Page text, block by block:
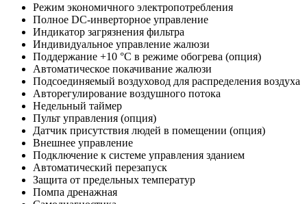
Режим экономичного электропотребления
Полное DC-инверторное управление
Индикатор загрязнения фильтра
Индивидуальное управление жалюзи
Поддержание +10 °С в режиме обогрева (опция)
Автоматическое покачивание жалюзи
Подсоединяемый воздуховод для распределения воздуха
Авторегулирование воздушного потока
Недельный таймер
Пульт управления (опция)
Датчик присутствия людей в помещении (опция)
Внешнее управление
Подключение к системе управления зданием
Автоматический перезапуск
Защита от предельных температур
Помпа дренажная